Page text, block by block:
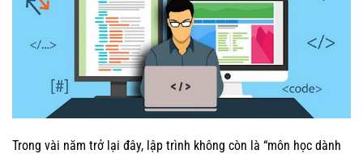
Trong vài năm trở lại đây, lập trình không còn là “môn học dành